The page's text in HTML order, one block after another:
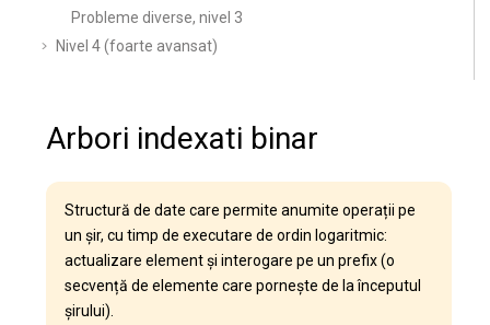
Probleme diverse, nivel 3
Nivel 4 (foarte avansat)
Arbori indexati binar
Structură de date care permite anumite operații pe
un șir, cu timp de executare de ordin logaritmic:
actualizare element și interogare pe un prefix (o
secvență de elemente care pornește de la începutul
șirului).